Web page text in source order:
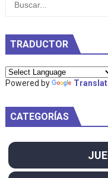
TRADUCTOR
Powered by
CATEGORÍAS